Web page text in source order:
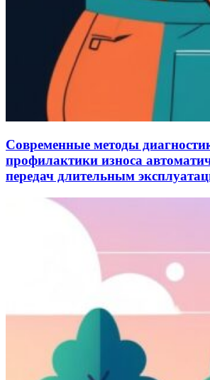
Современные методы
профилактики износа
передач длительным